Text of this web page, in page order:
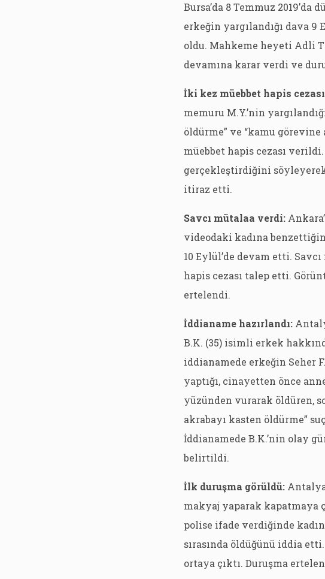
Bursa’da 8 Temmuz
erkeğin yargılandığı dava 9
oldu. Mahkeme heyeti Adli
devamına karar verdi ve
İki kez müebbet hapis
memuru M.Y.’nin
öldürme” ve “kamu
müebbet hapis cezası
gerçekleştirdiğini
itiraz etti.
Savcı mütalaa verdi:
videodaki kadına
10 Eylül’de devam etti.
hapis cezası talep etti.
ertelendi.
İddianame hazırlandı:
B.K. (35) isimli erkek
iddianamede erkeğin Seher
yaptığı, cinayetten önce
yüzünden vurarak öldüren,
akrabayı kasten öldürme”
İddianamede B.K.’nin olay
belirtildi.
İlk duruşma görüldü:
makyaj yaparak kapatmaya
polise ifade verdiğinde
sırasında öldüğünü iddia
ortaya çıktı. Duruşma